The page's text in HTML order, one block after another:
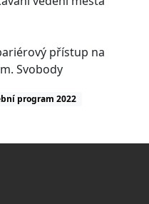
přístup na
Svobody
program 2022